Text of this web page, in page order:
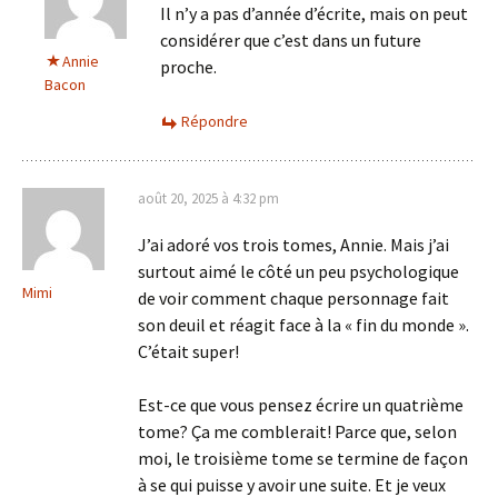
Annie
Bacon
Il n’y a pas d’année d’écrite, mais on peut
considérer que c’est dans un future
proche.
Répondre
Mimi
août 20, 2025 à 4:32 pm
J’ai adoré vos trois tomes, Annie. Mais j’ai
surtout aimé le côté un peu psychologique
de voir comment chaque personnage fait
son deuil et réagit face à la « fin du monde ».
C’était super!
Est-ce que vous pensez écrire un quatrième
tome? Ça me comblerait! Parce que, selon
moi, le troisième tome se termine de façon
à se qui puisse y avoir une suite. Et je veux